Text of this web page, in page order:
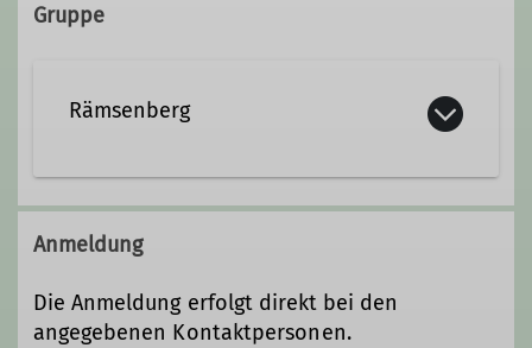
Gruppe
Rämsenberg
Anmeldung
Die Anmeldung erfolgt direkt bei den
angegebenen Kontaktpersonen.